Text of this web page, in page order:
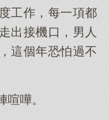
工作，每一項都
出接機口，男人
這個年恐怕過不
嘩。